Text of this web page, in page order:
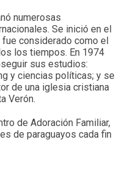
numerosas
Se inició en el
considerado como el
los tiempos. En 1974
sus estudios:
y ciencias políticas; y se
de una iglesia cristiana
Verón.
de Adoración Familiar,
de paraguayos cada fin